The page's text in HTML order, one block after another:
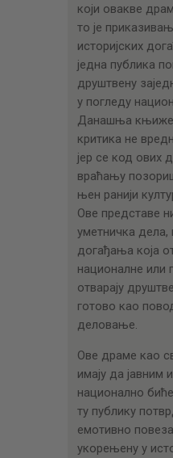
који овакве
то је
историјских
једна публика
друштвену
у погледу
Данашња
критика не
јер се код ових
враћању
њен ранији
Ове представе
уметничка дела,
догађања која
националне или
отварају
готово као
деловање.
Ове драме као
имају да јавним
национално
ту публику
емотивно
укорењену у